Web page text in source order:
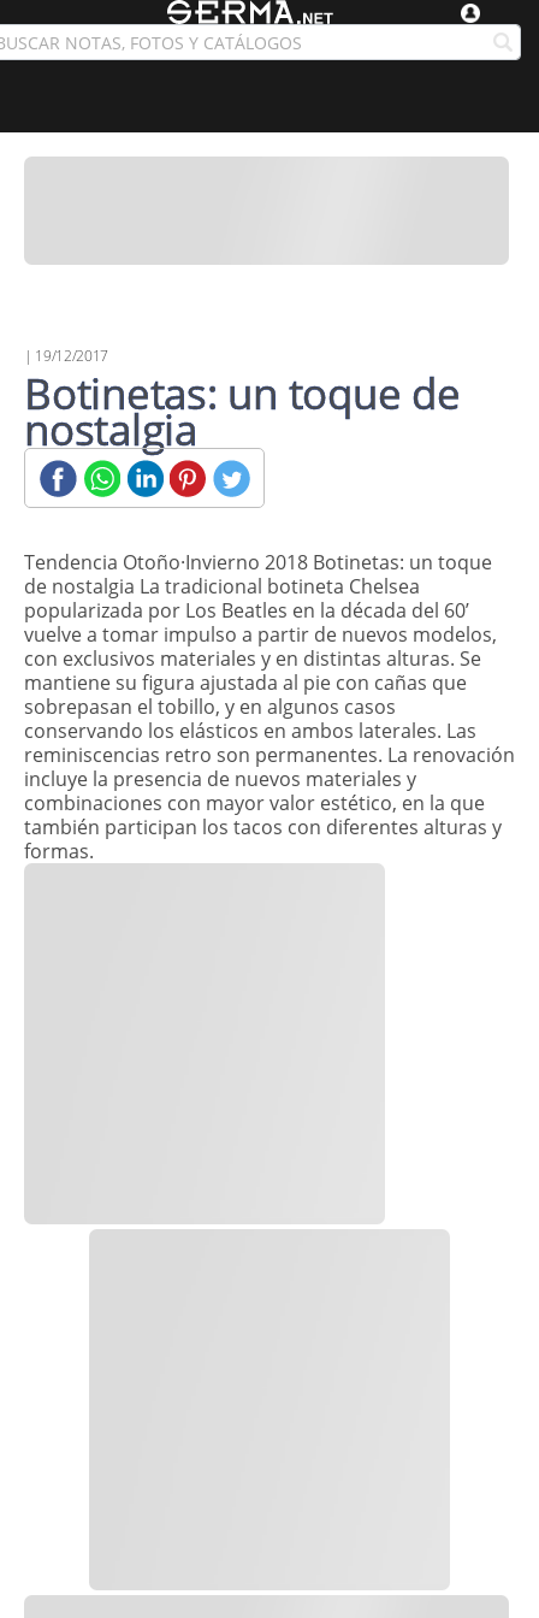
| 19/12/2017
Botinetas: un toque de
nostalgia
Tendencia Otoño·Invierno 2018 Botinetas: un toque
de nostalgia La tradicional botineta Chelsea
popularizada por Los Beatles en la década del 60’
vuelve a tomar impulso a partir de nuevos modelos,
con exclusivos materiales y en distintas alturas. Se
mantiene su figura ajustada al pie con cañas que
sobrepasan el tobillo, y en algunos casos
conservando los elásticos en ambos laterales. Las
reminiscencias retro son permanentes. La renovación
incluye la presencia de nuevos materiales y
combinaciones con mayor valor estético, en la que
también participan los tacos con diferentes alturas y
formas.